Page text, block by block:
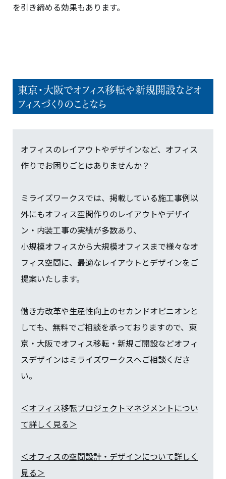
を引き締める効果もあります。
東京・大阪でオフィス移転や新規開設などオ
フィスづくりのことなら
オフィスのレイアウトやデザインなど、オフィス
作りでお困りごとはありませんか？
ミライズワークスでは、掲載している施工事例以
外にもオフィス空間作りのレイアウトやデザイ
ン・内装工事の実績が多数あり、
小規模オフィスから大規模オフィスまで様々なオ
フィス空間に、最適なレイアウトとデザインをご
提案いたします。
働き方改革や生産性向上のセカンドオピニオンと
しても、無料でご相談を承っておりますので、東
京・大阪でオフィス移転・新規ご開設などオフィ
スデザインはミライズワークスへご相談くださ
い。
＜オフィス移転プロジェクトマネジメントについ
て詳しく見る＞
＜オフィスの空間設計・デザインについて詳しく
見る＞